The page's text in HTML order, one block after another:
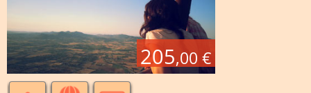
205,00 €